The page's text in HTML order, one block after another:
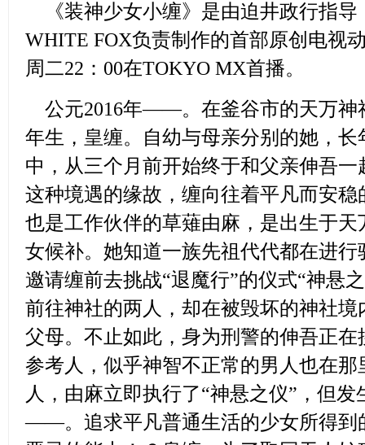
《装神少女小缠》 是由迫井政行指
WHITE FOX负责制作的首部原创电视
周二22：00在TOKYO MX首播。
公元2016年——。在釜谷市的天万神
年生，皇缠。自幼与母亲分别的她，
中，从三个月前开始终于和父亲伸吾
这种境遇的缘故，缠向往着平凡而安
也是工作伙伴的草薙由麻，是出生于
女候补。她知道一族先祖代代都在进行
邀请缠前去挑战“退魔行”的仪式“神悬
前往神社的两人，却在被毁坏的神社
父母。不止如此，身为刑警的伸吾正
参考人，似乎神智不正常的男人也在
人，由麻立即执行了“神悬之仪”，但
——。追求平凡普通生活的少女所得到